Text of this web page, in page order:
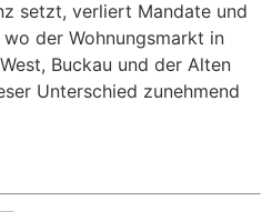
setzt, verliert Mandate und
der Wohnungsmarkt in
Buckau und der Alten
Unterschied zunehmend